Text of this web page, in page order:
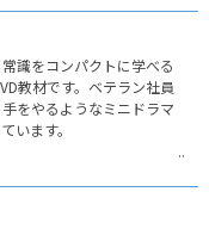
識をコンパクトに学べる
教材です。ベテラン社員
をやるようなミニドラマ
います。